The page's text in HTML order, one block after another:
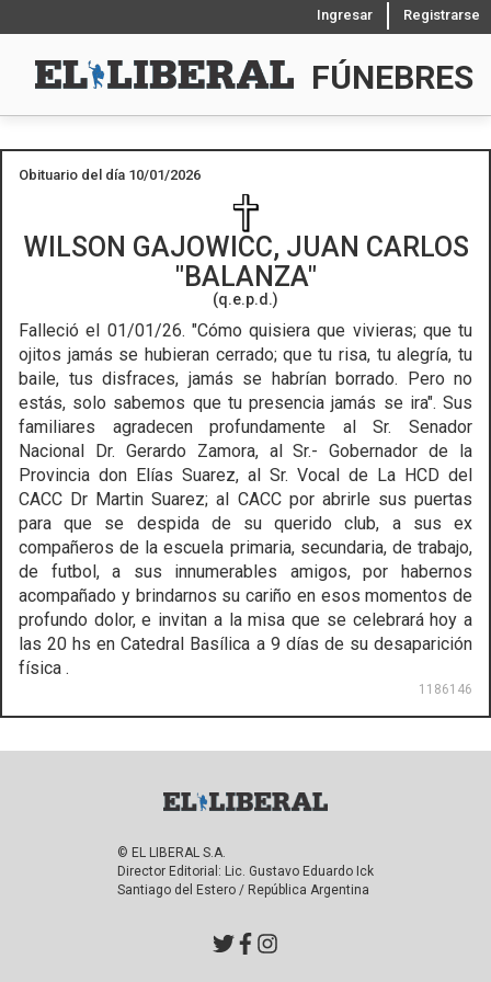
Ingresar Registrarse
FÚNEBRES
Obituario del día 10/01/2026
WILSON GAJOWICC, JUAN CARLOS
BALANZA
(q.e.p.d.)
Falleció el 01/01/26. "Cómo quisiera que vivieras; que tu
ojitos jamás se hubieran cerrado; que tu risa, tu alegría, tu
baile, tus disfraces, jamás se habrían borrado. Pero no
estás, solo sabemos que tu presencia jamás se ira". Sus
familiares agradecen profundamente al Sr. Senador
Nacional Dr. Gerardo Zamora, al Sr.- Gobernador de la
Provincia don Elías Suarez, al Sr. Vocal de La HCD del
CACC Dr Martin Suarez; al CACC por abrirle sus puertas
para que se despida de su querido club, a sus ex
compañeros de la escuela primaria, secundaria, de trabajo,
de futbol, a sus innumerables amigos, por habernos
acompañado y brindarnos su cariño en esos momentos de
profundo dolor, e invitan a la misa que se celebrará hoy a
las 20 hs en Catedral Basílica a 9 días de su desaparición
física .
1186146
© EL LIBERAL S.A.
Director Editorial: Lic. Gustavo Eduardo Ick
Santiago del Estero / República Argentina